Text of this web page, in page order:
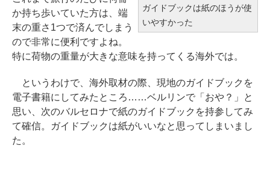
ガイドブックは紙のほうが使
いやすかった
か持ち歩いていた方は、端
末の重さ1つで済んでしまう
ので非常に便利ですよね。
特に荷物の重量が大きな意味を持ってくる海外では。
というわけで、海外取材の際、現地のガイドブックを
電子書籍にしてみたところ……ベルリンで「おや？」と
思い、次のバルセロナで紙のガイドブックを持参してみ
て確信。ガイドブックは紙がいいなと思ってしまいまし
た。